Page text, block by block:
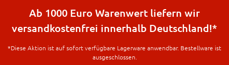
springen
Ab 1000 Euro Warenwert liefern wir
versandkostenfrei innerhalb Deutschland!*
*Diese Aktion ist auf sofort verfügbare Lagerware anwendbar. Bestellware ist
ausgeschlossen.